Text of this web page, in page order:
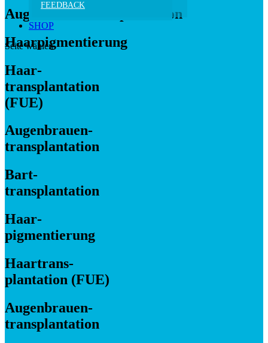
FEEDBACK
SHOP
Seite wählen
Augenbrauen­­transplantation
Haar­­­pigmentierung
Haar­
transplantation
(FUE)
Augenbrauen­­
transplantation
Bart­­
transplantation
Haar­­
pigmentierung
Haartrans­
plantation (FUE)
Augenbrauen­
transplantation